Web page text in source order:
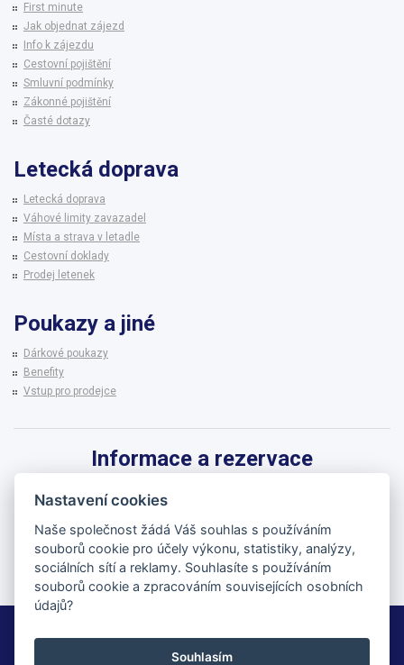
First minute
Jak objednat zájezd
Info k zájezdu
Cestovní pojištění
Smluvní podmínky
Zákonné pojištění
Časté dotazy
Letecká doprava
Letecká doprava
Váhové limity zavazadel
Místa a strava v letadle
Cestovní doklady
Prodej letenek
Poukazy a jiné
Dárkové poukazy
Benefity
Vstup pro prodejce
Informace a rezervace
542 215 256
brenna@brenna.cz
BRENNA cestovní kancelář
Nastavení cookies
Naše společnost žádá Váš souhlas s používáním
souborů cookie pro účely výkonu, statistiky, analýzy,
sociálních sítí a reklamy. Souhlasíte s používáním
souborů cookie a zpracováním souvisejících osobních
údajů?
Souhlasím